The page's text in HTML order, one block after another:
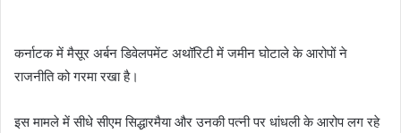
कर्नाटक में मैसूर अर्बन डिवेलपमेंट अथॉरिटी में जमीन घोटाले के आरोपों ने
राजनीति को गरमा रखा है।
इस मामले में सीधे सीएम सिद्धारमैया और उनकी पत्नी पर धांधली के आरोप लग रहे